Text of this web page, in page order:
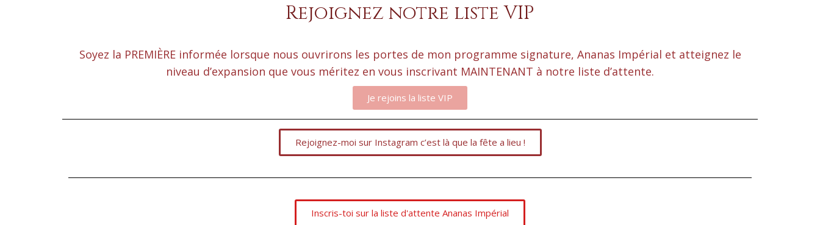
Rejoignez notre liste VIP
Soyez la PREMIÈRE informée lorsque nous ouvrirons les portes de mon programme signature, Ananas Impérial et atteignez le
niveau d’expansion que vous méritez en vous inscrivant MAINTENANT à notre liste d’attente.
Je rejoins la liste VIP
Rejoignez-moi sur Instagram c’est là que la fête a lieu !
Inscris-toi sur la liste d'attente Ananas Impérial